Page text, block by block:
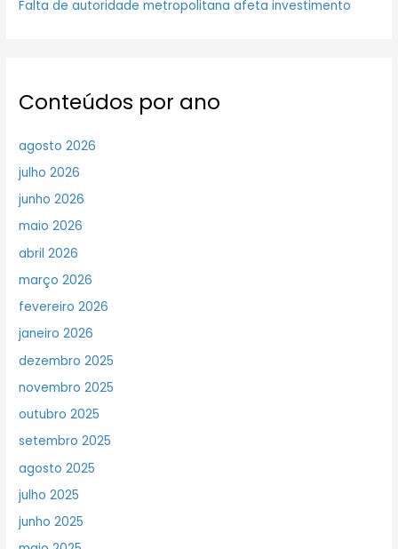
Falta de autoridade metropolitana afeta investimento
Conteúdos por ano
agosto 2026
julho 2026
junho 2026
maio 2026
abril 2026
março 2026
fevereiro 2026
janeiro 2026
dezembro 2025
novembro 2025
outubro 2025
setembro 2025
agosto 2025
julho 2025
junho 2025